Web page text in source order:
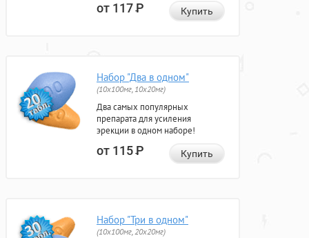
от 117Р Купить
Набор "Два в одном"
(10x100мг, 10x20мг)
Два самых популярных
препарата для усиления
эрекции в одном наборе!
от 115Р Купить
Набор "Три в одном"
(10x100мг, 20x20мг)